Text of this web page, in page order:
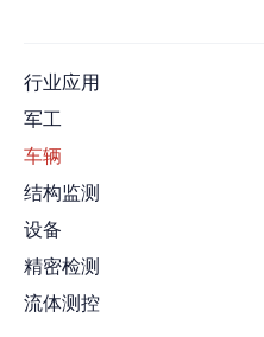
行业应用
军工
车辆
结构监测
设备
精密检测
流体测控